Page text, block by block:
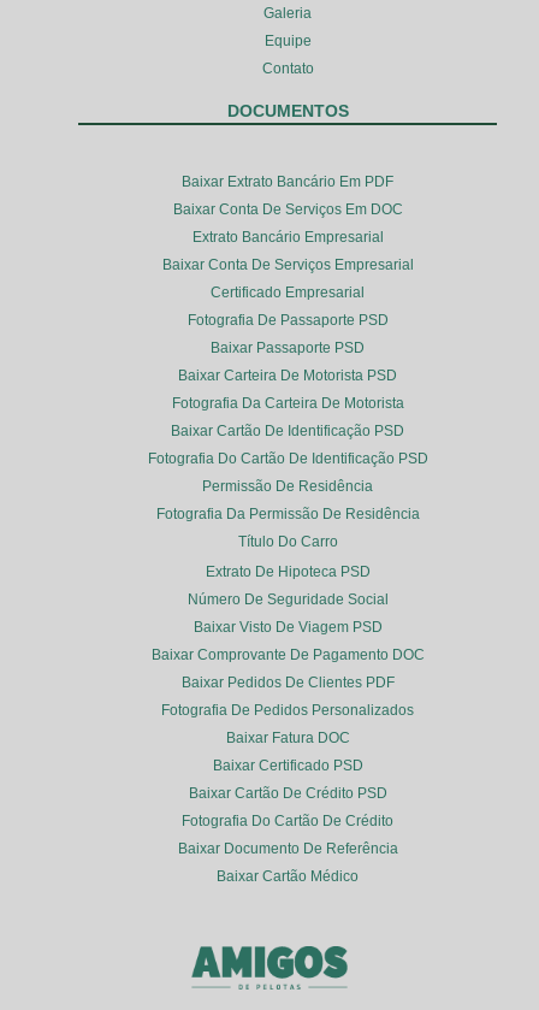
Galeria
Equipe
Contato
DOCUMENTOS
Baixar Extrato Bancário Em PDF
Baixar Conta De Serviços Em DOC
Extrato Bancário Empresarial
Baixar Conta De Serviços Empresarial
Certificado Empresarial
Fotografia De Passaporte PSD
Baixar Passaporte PSD
Baixar Carteira De Motorista PSD
Fotografia Da Carteira De Motorista
Baixar Cartão De Identificação PSD
Fotografia Do Cartão De Identificação PSD
Permissão De Residência
Fotografia Da Permissão De Residência
Título Do Carro
Extrato De Hipoteca PSD
Número De Seguridade Social
Baixar Visto De Viagem PSD
Baixar Comprovante De Pagamento DOC
Baixar Pedidos De Clientes PDF
Fotografia De Pedidos Personalizados
Baixar Fatura DOC
Baixar Certificado PSD
Baixar Cartão De Crédito PSD
Fotografia Do Cartão De Crédito
Baixar Documento De Referência
Baixar Cartão Médico